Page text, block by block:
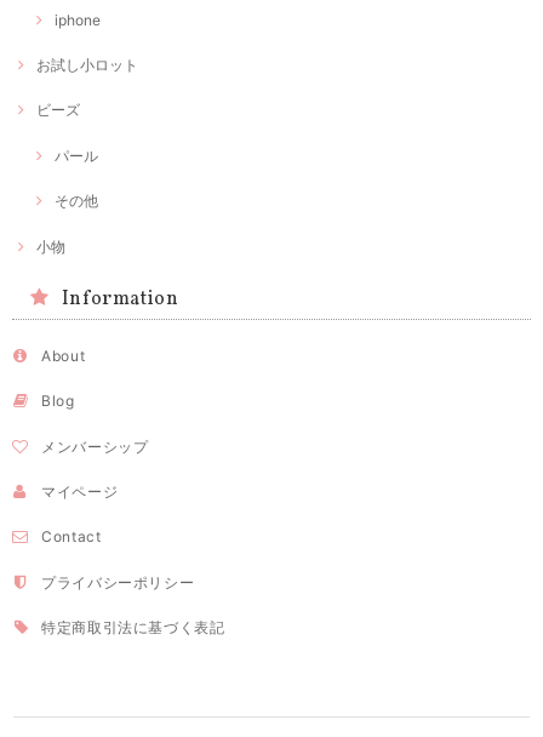
iphone
お試し小ロット
ビーズ
パール
その他
小物
Information
About
Blog
メンバーシップ
マイページ
Contact
プライバシーポリシー
特定商取引法に基づく表記